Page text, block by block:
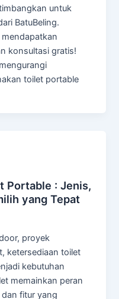
untuk
BatuBeling.
konsultasi gratis!
toilet portable
Portable : Jenis,
yang Tepat
proyek
ketersediaan toilet
kebutuhan
memainkan peran
fitur yang